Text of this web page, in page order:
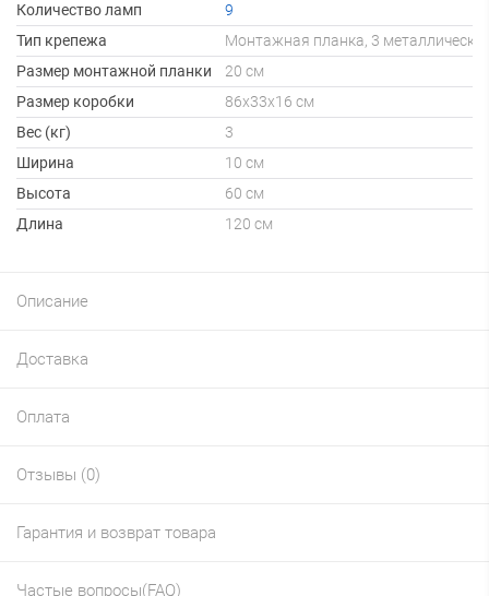
Количество ламп
9
Тип крепежа
Монтажная планка, 3
Размер монтажной планки
20 см
Размер коробки
86х33х16 см
Вес (кг)
3
Ширина
10 см
Высота
60 см
Длина
120 см
Описание
Доставка
Оплата
Отзывы (0)
Гарантия и возврат товара
Частые вопросы(FAQ)